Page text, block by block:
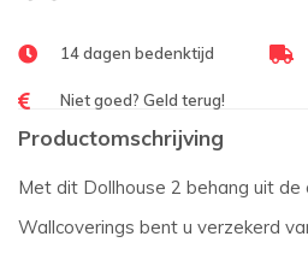
14 dagen bedenktijd
Niet goed? Geld terug!
Productomschrijving
Met dit Dollhouse 2 behang uit de
Wallcoverings bent u verzekerd